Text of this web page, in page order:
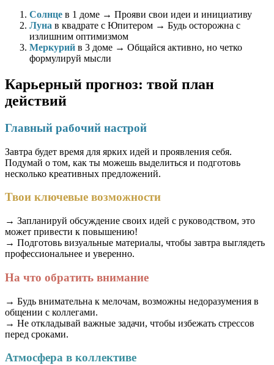
Солнце в 1 доме → Прояви свои идеи и инициативу
Луна в квадрате с Юпитером → Будь осторожна с
излишним оптимизмом
Меркурий в 3 доме → Общайся активно, но четко
формулируй мысли
Карьерный прогноз: твой план
действий
Главный рабочий настрой
Завтра будет время для ярких идей и проявления себя.
Подумай о том, как ты можешь выделиться и подготовь
несколько креативных предложений.
Твои ключевые возможности
→ Запланируй обсуждение своих идей с руководством, это
может привести к повышению!
→ Подготовь визуальные материалы, чтобы завтра выглядеть
профессиональнее и уверенно.
На что обратить внимание
→ Будь внимательна к мелочам, возможны недоразумения в
общении с коллегами.
→ Не откладывай важные задачи, чтобы избежать стрессов
перед сроками.
Атмосфера в коллективе